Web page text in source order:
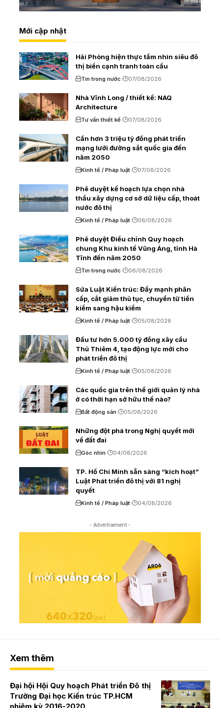
Mới cập nhật
Hải Phòng hiện thực tầm nhìn siêu đô
thị biển cạnh tranh toàn cầu
Tin trong nước 07/08/2026
Nhà Vĩnh Long / thiết kế: NAQ
Architecture
Tư vấn thiết kế 07/08/2026
Cần hơn 3 triệu tỷ đồng phát triển
mạng lưới đường sắt quốc gia đến
năm 2050
Kinh tế / Pháp luật 07/08/2026
Phê duyệt kế hoạch lựa chọn nhà
thầu xây dựng cơ sở dữ liệu cấp, thoát
nước đô thị
Kinh tế / Pháp luật 06/08/2026
Phê duyệt Điều chỉnh Quy hoạch
chung Khu kinh tế Vũng Áng, tỉnh Hà
Tĩnh đến năm 2050
Tin trong nước 06/08/2026
Sửa Luật Kiến trúc: Đẩy mạnh phân
cấp, cắt giảm thủ tục, chuyển từ tiền
kiểm sang hậu kiểm
Kinh tế / Pháp luật 05/08/2026
Đầu tư hơn 5.000 tỷ đồng xây cầu
Thủ Thiêm 4, tạo động lực mới cho
phát triển đô thị
Kinh tế / Pháp luật 05/08/2026
Các quốc gia trên thế giới quản lý nhà
ở có thời hạn sở hữu thế nào?
Bất động sản 05/08/2026
Những đột phá trong Nghị quyết mới
về đất đai
Góc nhìn 04/08/2026
TP. Hồ Chí Minh sẵn sàng “kích hoạt”
Luật Phát triển đô thị với 81 nghị
quyết
Kinh tế / Pháp luật 04/08/2026
- Advertisement -
Xem thêm
Đại hội Hội Quy hoạch Phát triển Đô thị
Trường Đại học Kiến trúc TP.HCM